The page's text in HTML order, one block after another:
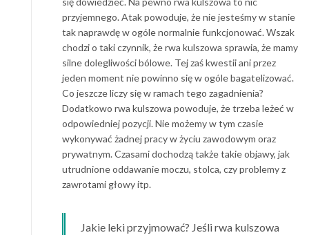
przyjemnego. Atak powoduje, że nie jesteśmy w stanie
tak naprawdę w ogóle normalnie funkcjonować. Wszak
chodzi o taki czynnik, że rwa kulszowa sprawia, że mamy
silne dolegliwości bólowe. Tej zaś kwestii ani przez
jeden moment nie powinno się w ogóle bagatelizować.
Co jeszcze liczy się w ramach tego zagadnienia?
Dodatkowo rwa kulszowa powoduje, że trzeba leżeć w
odpowiedniej pozycji. Nie możemy w tym czasie
wykonywać żadnej pracy w życiu zawodowym oraz
prywatnym. Czasami dochodzą także takie objawy, jak
utrudnione oddawanie moczu, stolca, czy problemy z
zawrotami głowy itp.
Jakie leki przyjmować? Jeśli rwa kulszowa